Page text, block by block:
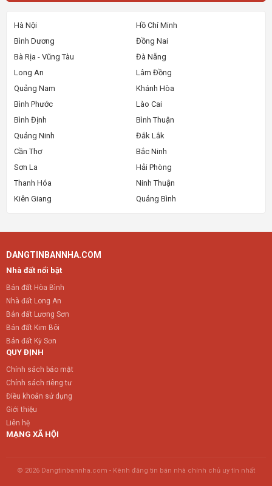
Hà Nội
Hồ Chí Minh
Bình Dương
Đồng Nai
Bà Rịa - Vũng Tàu
Đà Nẵng
Long An
Lâm Đồng
Quảng Nam
Khánh Hòa
Bình Phước
Lào Cai
Bình Định
Bình Thuận
Quảng Ninh
Đắk Lắk
Cần Thơ
Bắc Ninh
Sơn La
Hải Phòng
Thanh Hóa
Ninh Thuận
Kiên Giang
Quảng Bình
DANGTINBANNHA.COM
Nhà đất nổi bật
Bán đất Hòa Bình
Nhà đất Long An
Bán đất Lương Sơn
Bán đất Kim Bôi
Bán đất Kỳ Sơn
QUY ĐỊNH
Chính sách bảo mật
Chính sách riêng tư
Điều khoản sử dụng
Giới thiệu
Liên hệ
MẠNG XÃ HỘI
© 2026 Dangtinbannha.com - Kênh đăng tin bán nhà chính chủ uy tín nhất